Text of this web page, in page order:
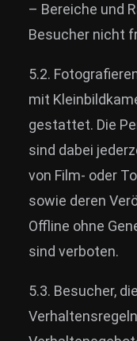
– Bereiche und
Besucher nicht
5.2.
mit
gestattet. Die
sind dabei
von Film- oder
sowie deren
Offline ohne
sind verboten.
5.3. Besucher,